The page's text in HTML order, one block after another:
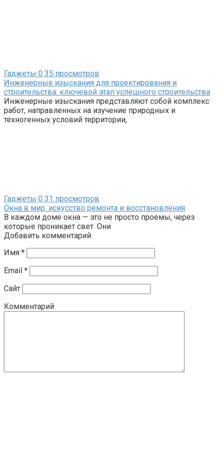
Гаджеты 0 35 просмотров
Инженерные изыскания для проектирования и
строительства: ключевой этап успешного строительства
Инженерные изыскания представляют собой комплекс
работ, направленных на изучение природных и
техногенных условий территории,
Гаджеты 0 31 просмотров
Окна в мир: искусство ремонта и восстановления
В каждом доме окна — это не просто проемы, через
которые проникает свет. Они
Добавить комментарий
Имя *
Email *
Сайт
Комментарий